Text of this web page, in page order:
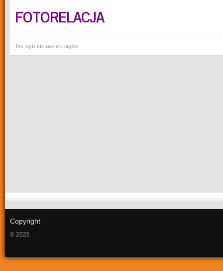
FOTORELACJA
Ten wpis nie zawiera tagów
Copyright
© 2026 .